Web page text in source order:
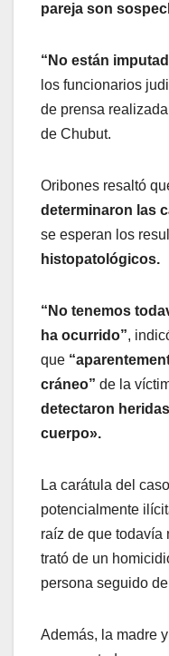
pareja son
“No están
los funcionarios
de prensa
de Chubut.
Oribones resaltó
determinaron las
se esperan los
histopatológicos.
“No tenemos
ha ocurrido”,
que
cráneo” de la
detectaron
cuerpo».
La carátula del
potencialmente
raíz de que todavía
trató de un
persona seguido
Además, la madre